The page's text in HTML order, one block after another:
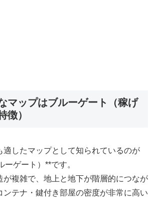
マップはブルーゲート（稼げ
徴）
適したマップとして知られているのが
ーゲート）**です。
が複雑で、地上と地下が階層的につなが
ンテナ・鍵付き部屋の密度が非常に高い